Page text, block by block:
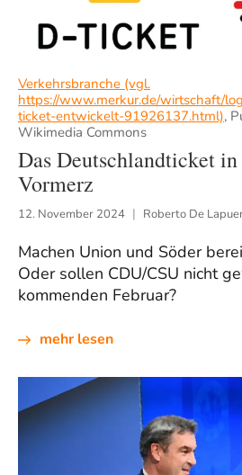
Verkehrsbranche (vgl.
https://www.merkur.de/wirtschaft/
ticket-entwickelt-91926137.html),
Wikimedia Commons
Das Deutschlandticket
Vormerz
12. November 2024 Roberto De
Machen Union und Söder
Oder sollen CDU/CSU nicht
kommenden Februar?
mehr lesen